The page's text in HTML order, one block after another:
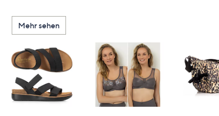
Mehr sehen